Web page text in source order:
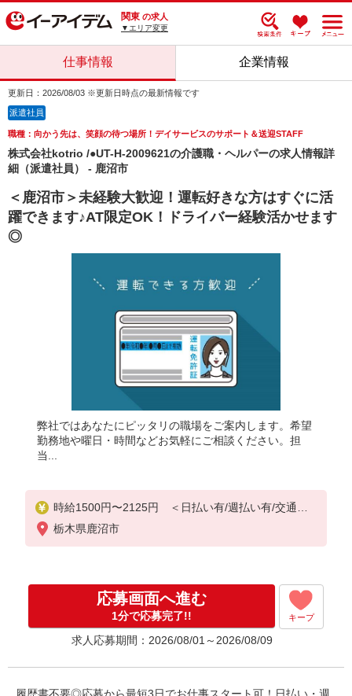
関東 の求人
▼エリア変更
仕事情報 企業情報
更新日：2026/08/03 ※更新日時点の最新情報です
派遣社員
職種：向かう先は、笑顔の待つ場所！デイサービスのサポート＆送迎STAFF
株式会社kotrio /●UT-H-2009621の介護職・ヘルパーの求人情報詳
細（派遣社員） - 鹿沼市
＜鹿沼市＞未経験大歓迎！運転好きな方はすぐに活
躍できます♪AT限定OK！ドライバー経験活かせます
◎
弊社ではあなたにピッタリの職場をご案内します。希望
勤務地や曜日・時間などお気軽にご相談ください。担
当...
時給1500円〜2125円 ＜日払い有/週払い有/交通費
全支給(ガソリン代含む)＞
栃木県鹿沼市
応募画面へ進む
1分で応募完了!! キープ
求人応募期間：2026/08/01～2026/08/09